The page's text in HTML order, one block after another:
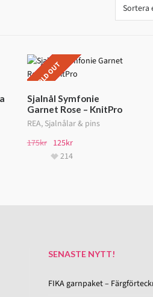
REA!
SOLD OUT
Sjalnål Symfonie
Garnet Rose – KnitPro
REA, Sjalnålar & pins
175kr 125kr
214
SENASTE NYTT!
FIKA garnpaket –